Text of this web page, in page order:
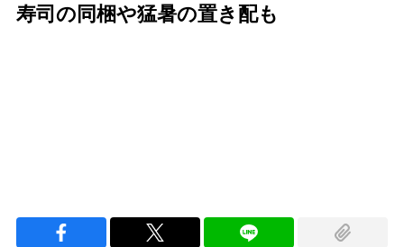
寿司の同梱や猛暑の置き配も